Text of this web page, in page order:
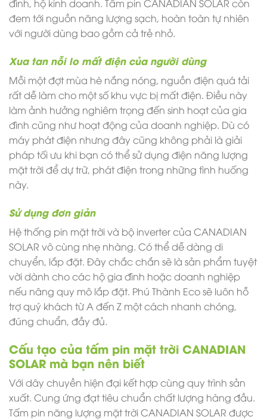
đình, hộ kinh doanh. Tấm pin CANADIAN SOLAR còn
đem tới nguồn năng lượng sạch, hoàn toàn tự nhiên
với người dùng bao gồm cả trẻ nhỏ.
Xua tan nỗi lo mất điện của người dùng
Mỗi một đợt mùa hè nắng nóng, nguồn điện quá tải
rất dễ làm cho một số khu vực bị mất điện. Điều này
làm ảnh hưởng nghiêm trọng đến sinh hoạt của gia
đình cũng như hoạt động của doanh nghiệp. Dù có
máy phát điện nhưng đây cũng không phải là giải
pháp tối ưu khi bạn có thể sử dụng điện năng lượng
mặt trời để dự trữ, phát điện trong những tình huống
này.
Sử dụng đơn giản
Hệ thống pin mặt trời và bộ inverter của CANADIAN
SOLAR vô cùng nhẹ nhàng. Có thể dễ dàng di
chuyển, lắp đặt. Đây chắc chắn sẽ là sản phẩm tuyệt
vời dành cho các hộ gia đình hoặc doanh nghiệp
nếu nâng quy mô lắp đặt. Phú Thành Eco sẽ luôn hỗ
trợ quý khách từ A đến Z một cách nhanh chóng,
đúng chuẩn, đầy đủ.
Cấu tạo của tấm pin mặt trời CANADIAN
SOLAR mà bạn nên biết
Với dây chuyền hiện đại kết hợp cùng quy trình sản
xuất. Cung ứng đạt tiêu chuẩn chất lượng hàng đầu.
Tấm pin năng lượng mặt trời CANADIAN SOLAR được